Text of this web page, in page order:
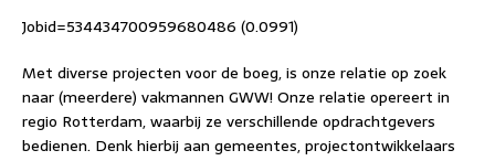
Jobid=534434700959680486 (0.0991)
Met diverse projecten voor de boeg, is onze relatie op zoek
naar (meerdere) vakmannen GWW! Onze relatie opereert in
regio Rotterdam, waarbij ze verschillende opdrachtgevers
bedienen. Denk hierbij aan gemeentes, projectontwikkelaars